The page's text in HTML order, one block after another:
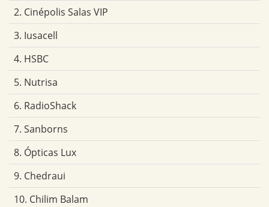
2. Cinépolis Salas VIP
3. Iusacell
4. HSBC
5. Nutrisa
6. RadioShack
7. Sanborns
8. Ópticas Lux
9. Chedraui
10. Chilim Balam